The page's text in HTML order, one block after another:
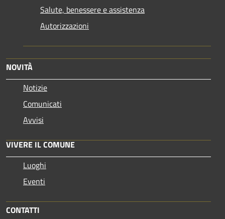
Salute, benessere e assistenza
Autorizzazioni
NOVITÀ
Notizie
Comunicati
Avvisi
VIVERE IL COMUNE
Luoghi
Eventi
CONTATTI